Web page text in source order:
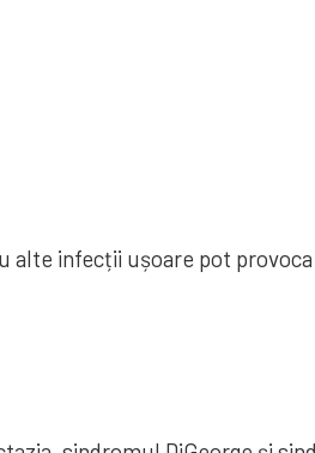
infecții ușoare pot